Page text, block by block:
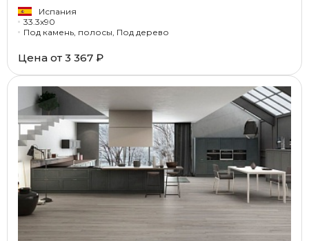
Испания
33.3x90
Под камень, полосы, Под дерево
Цена от 3 367 ₽